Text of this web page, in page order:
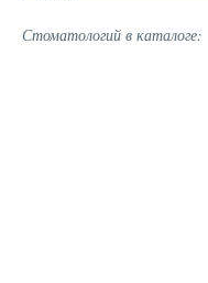
Стоматологий в каталоге: